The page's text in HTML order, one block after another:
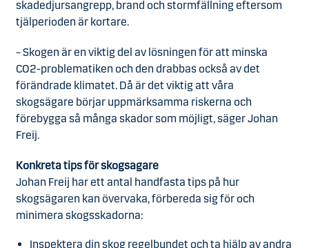
skadedjursangrepp, brand och stormfällning eftersom
tjälperioden är kortare.
– Skogen är en viktig del av lösningen för att minska
CO2-problematiken och den drabbas också av det
förändrade klimatet. Då är det viktig att våra
skogsägare börjar uppmärksamma riskerna och
förebygga så många skador som möjligt, säger Johan
Freij.
Konkreta tips för skogsägare
Johan Freij har ett antal handfasta tips på hur
skogsägaren kan övervaka, förbereda sig för och
minimera skogsskadorna:
Inspektera din skog regelbundet och ta hjälp av andra